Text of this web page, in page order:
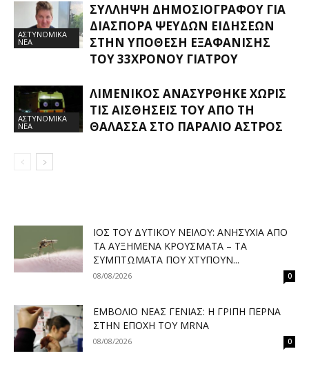
ΑΣΤΥΝΟΜΙΚΑ
ΝΕΑ
ΣΎΛΛΗΨΗ ΔΗΜΟΣΙΟΓΡΆΦΟΥ ΓΙΑ
ΔΙΑΣΠΟΡΆ ΨΕΥΔΏΝ ΕΙΔΉΣΕΩΝ
ΣΤΗΝ ΥΠΌΘΕΣΗ ΕΞΑΦΆΝΙΣΗΣ
ΤΟΥ 33ΧΡΟΝΟΥ ΓΙΑΤΡΟΎ
ΑΣΤΥΝΟΜΙΚΑ
ΝΕΑ
ΛΙΜΕΝΙΚΌΣ ΑΝΑΣΎΡΘΗΚΕ ΧΩΡΊΣ
ΤΙΣ ΑΙΣΘΉΣΕΙΣ ΤΟΥ ΑΠΌ ΤΗ
ΘΆΛΑΣΣΑ ΣΤΟ ΠΑΡΆΛΙΟ ΆΣΤΡΟΣ
ΙΌΣ ΤΟΥ ΔΥΤΙΚΟΎ ΝΕΊΛΟΥ: ΑΝΗΣΥΧΊΑ ΑΠΌ
ΤΑ ΑΥΞΗΜΈΝΑ ΚΡΟΎΣΜΑΤΑ – ΤΑ
ΣΥΜΠΤΏΜΑΤΑ ΠΟΥ ΧΤΥΠΟΎΝ...
08/08/2026 0
ΕΜΒΌΛΙΟ ΝΈΑΣ ΓΕΝΙΆΣ: Η ΓΡΊΠΗ ΠΕΡΝΆ
ΣΤΗΝ ΕΠΟΧΉ ΤΟΥ MRNA
08/08/2026 0